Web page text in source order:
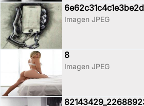
Imagen JPEG
8
Imagen JPEG